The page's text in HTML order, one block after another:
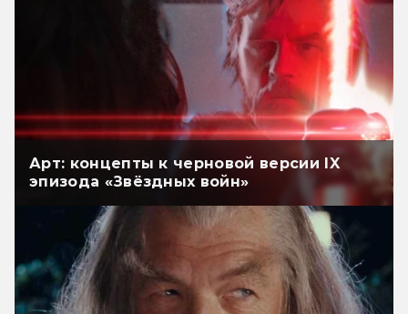
Арт: концепты к черновой версии IX
эпизода «Звёздных войн»